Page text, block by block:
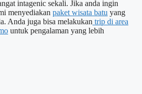
intagenic sekali. Jika anda ingin
menyediakan paket wisata batu yang
Anda juga bisa melakukan trip di area
untuk pengalaman yang lebih